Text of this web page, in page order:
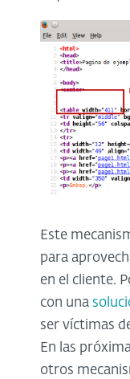
Este
para
en el cliente.
con una
ser víctimas
En las
otros